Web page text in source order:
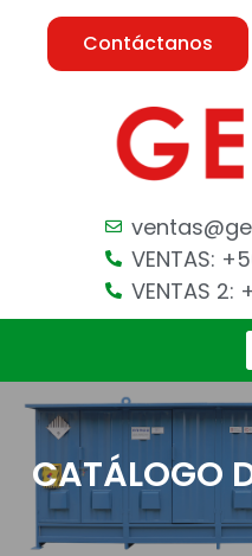
Contáctanos
VENTAS:
VENTAS
CATÁLOGO